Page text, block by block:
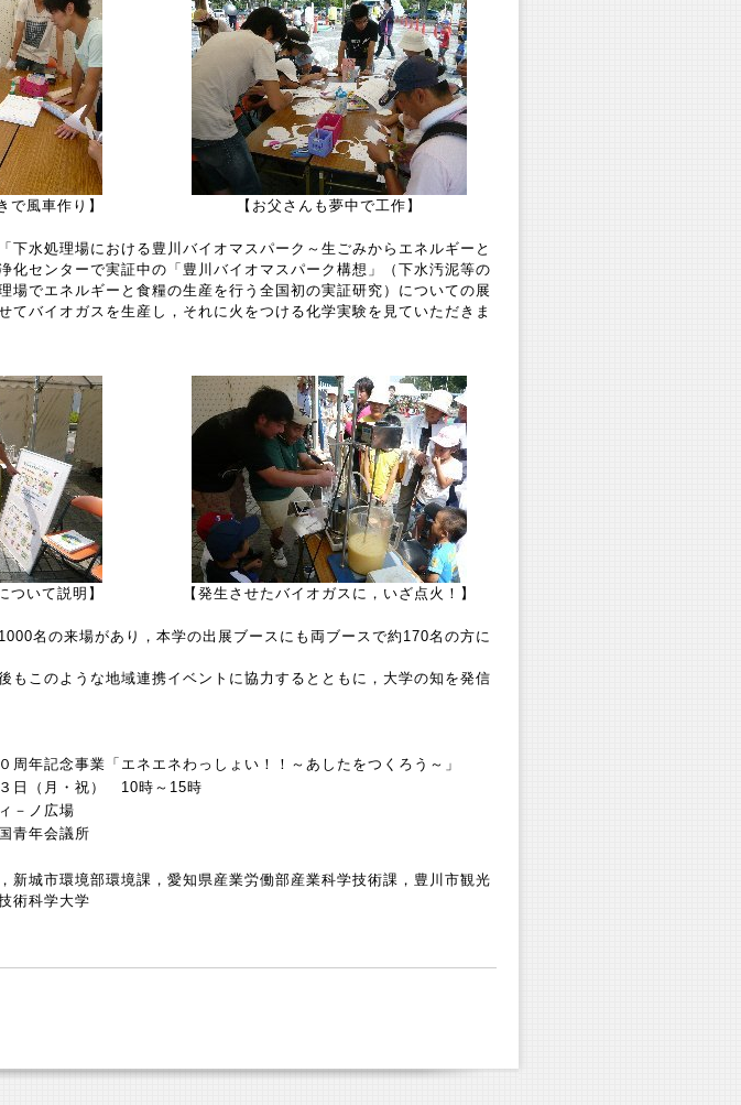
で風車作り】 【お父さんも夢中で工作】
水処理場における豊川バイオマスパーク～生ごみからエネルギーと
化センターで実証中の「豊川バイオマスパーク構想」（下水汚泥等の
場でエネルギーと食糧の生産を行う全国初の実証研究）についての展
てバイオガスを生産し，それに火をつける化学実験を見ていただきま
ついて説明】 【発生させたバイオガスに，いざ点火！】
名の来場があり，本学の出展ブースにも両ブースで約170名の方に
もこのような地域連携イベントに協力するとともに，大学の知を発信
周年記念事業「エネエネわっしょい！！～あしたをつくろう～」
日（月・祝） 10時～15時
－ノ広場
青年会議所
新城市環境部環境課，愛知県産業労働部産業科学技術課，豊川市観光
術科学大学